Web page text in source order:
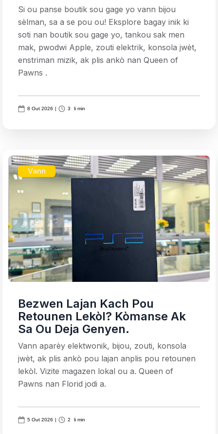
Si ou panse boutik sou gage yo vann bijou
sèlman, sa a se pou ou! Eksplore bagay inik ki
soti nan boutik sou gage yo, tankou sak men
mak, pwodwi Apple, zouti elektrik, konsola jwèt,
enstriman mizik, ak plis ankò nan Queen of
Pawns .
8 Out 2026 | 3 li min
Vann
Bezwen Lajan Kach Pou
Retounen Lekòl? Kòmanse Ak
Sa Ou Deja Genyen.
Vann aparèy elektwonik, bijou, zouti, konsola
jwèt, ak plis ankò pou lajan anplis pou retounen
lekòl. Vizite magazen lokal ou a. Queen of
Pawns nan Florid jodi a.
5 Out 2026 2 li min